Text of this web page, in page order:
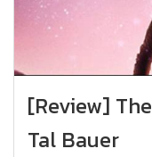
[Review]
Tal Bauer